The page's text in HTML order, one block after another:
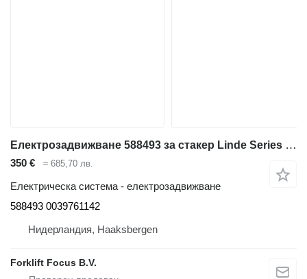
Електрозадвижване 588493 за стакер Linde Series 133/132
350 € ≈ 685,70 лв.
Електрическа система - електрозадвижване
588493 0039761142
Нидерландия, Haaksbergen
Forklift Focus B.V.